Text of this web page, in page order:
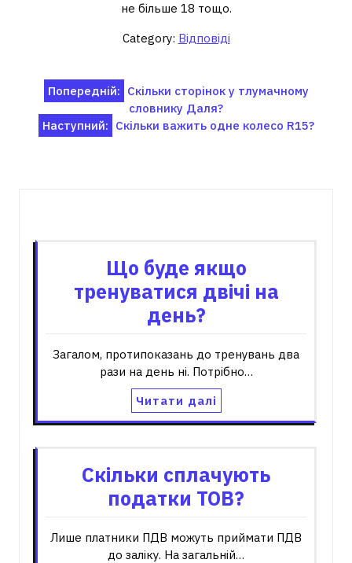
не більше 18 тощо.
Category: Відповіді
Навігація
записів
Попередній: Скільки сторінок у тлумачному
словнику Даля?
Наступний: Скільки важить одне колесо R15?
Що буде якщо
тренуватися двічі на
день?
Загалом, протипоказань до тренувань два
рази на день ні. Потрібно…
Читати далі
Скільки сплачують
податки ТОВ?
Лише платники ПДВ можуть приймати ПДВ
до заліку. На загальній…